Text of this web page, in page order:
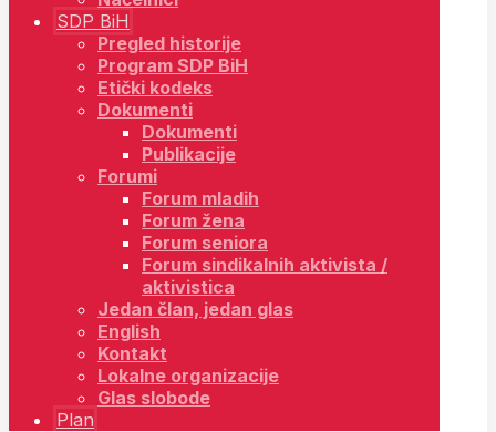
SDP BiH
Pregled historije
Program SDP BiH
Etički kodeks
Dokumenti
Dokumenti
Publikacije
Forumi
Forum mladih
Forum žena
Forum seniora
Forum sindikalnih aktivista /
aktivistica
Jedan član, jedan glas
English
Kontakt
Lokalne organizacije
Glas slobode
Plan